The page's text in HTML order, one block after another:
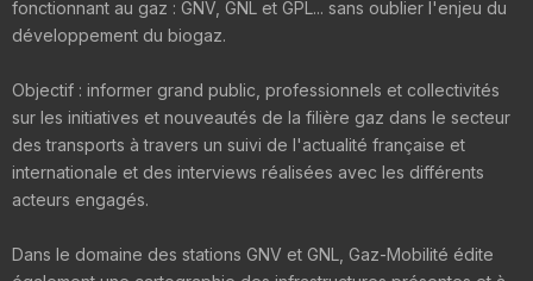
fonctionnant au gaz : GNV, GNL et GPL... sans oublier l'enjeu du
développement du biogaz.
Objectif : informer grand public, professionnels et collectivités
sur les initiatives et nouveautés de la filière gaz dans le secteur
des transports à travers un suivi de l'actualité française et
internationale et des interviews réalisées avec les différents
acteurs engagés.
Dans le domaine des stations GNV et GNL, Gaz-Mobilité édite